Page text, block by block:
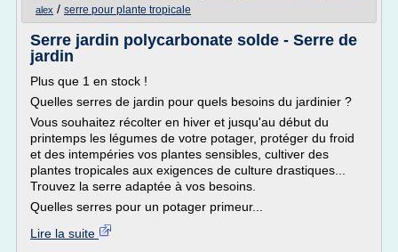
alex / serre pour plante tropicale
Serre jardin polycarbonate solde - Serre de
jardin
Plus que 1 en stock !
Quelles serres de jardin pour quels besoins du jardinier ?
Vous souhaitez récolter en hiver et jusqu'au début du
printemps les légumes de votre potager, protéger du froid
et des intempéries vos plantes sensibles, cultiver des
plantes tropicales aux exigences de culture drastiques...
Trouvez la serre adaptée à vos besoins.
Quelles serres pour un potager primeur...
Lire la suite